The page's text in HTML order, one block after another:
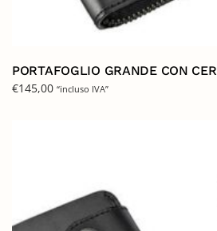
PORTAFOGLIO GRANDE CON
€145,00 “incluso IVA”